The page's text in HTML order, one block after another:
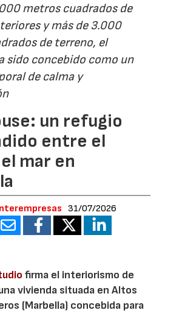
metros cuadrados de
y más de 3.000
de terreno, el
sido concebido como un
de calma y
un refugio
entre el
mar en
31/07/2026
firma el interiorismo de
vivienda situada en Altos
(Marbella) concebida para